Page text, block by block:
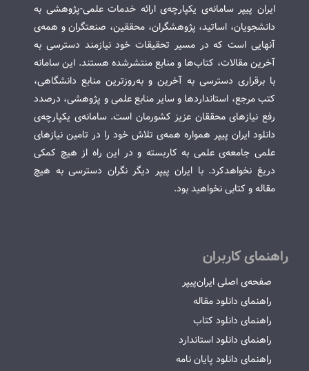
ایران پیپر سامانه‌ی یکپارچه‌ی ارائه خدمات علمی-پژوهشی به
دانشجویان، اساتید، پژوهشگران، محققین، صنعتگران و همه‌ی
آنهایی است که در مسیر تحقیقات خود نیازمند دسترسی به
آخرین مقالات، کتاب‌ها و منابع منتشرشده هستند. این سامانه
با برقراری دسترسی به آخرین و به‌روزترین منابع دانشگاهی،
کتب مرجع، استانداردها و سایر منابع علمی و پژوهشی، درصدد
رفع نیازهای محققان عزیز کشورمان است. سامانه‌ی یکپارچه‌ی
دانلود ایران پیپر همواره همه‌ی تلاش خود را در تامین نیازهای
علمی جامعه‌ی علمی به کاربسته و در این راه از هیچ کمکی
دریغ نخواهدکرد. با ایران پیپر دیگر نگران دسترسی به هیچ
مقاله و کتابی نخواهید بود.
راهنمای کاربران
صفحه‌ی اصلی ایران‌پیپر
راهنمای دانلود مقاله
راهنمای دانلود کتاب
راهنمای دانلود استاندارد
راهنمای دانلود پایان نامه